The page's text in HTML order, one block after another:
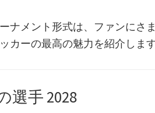
ナメント形式は、ファンにさ
カーの最高の魅力を紹介しま
選手 2028